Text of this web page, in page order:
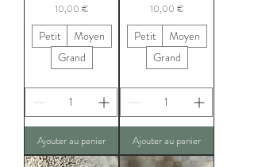
Prix
10,00 €
Petit
Moyen
Grand
Ajouter au panier
Prix
10,00 €
Petit
Moyen
Grand
Ajouter au panier